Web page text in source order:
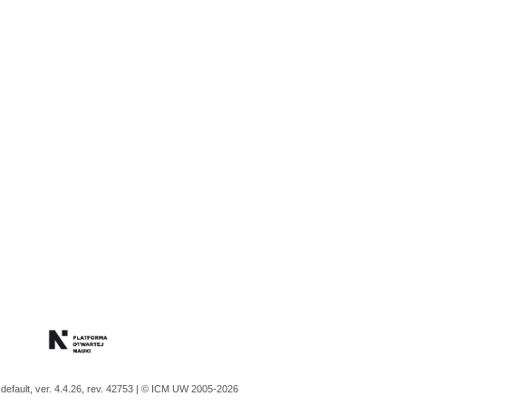
default, ver. 4.4.26, rev. 42753 | © ICM UW 2005-2026